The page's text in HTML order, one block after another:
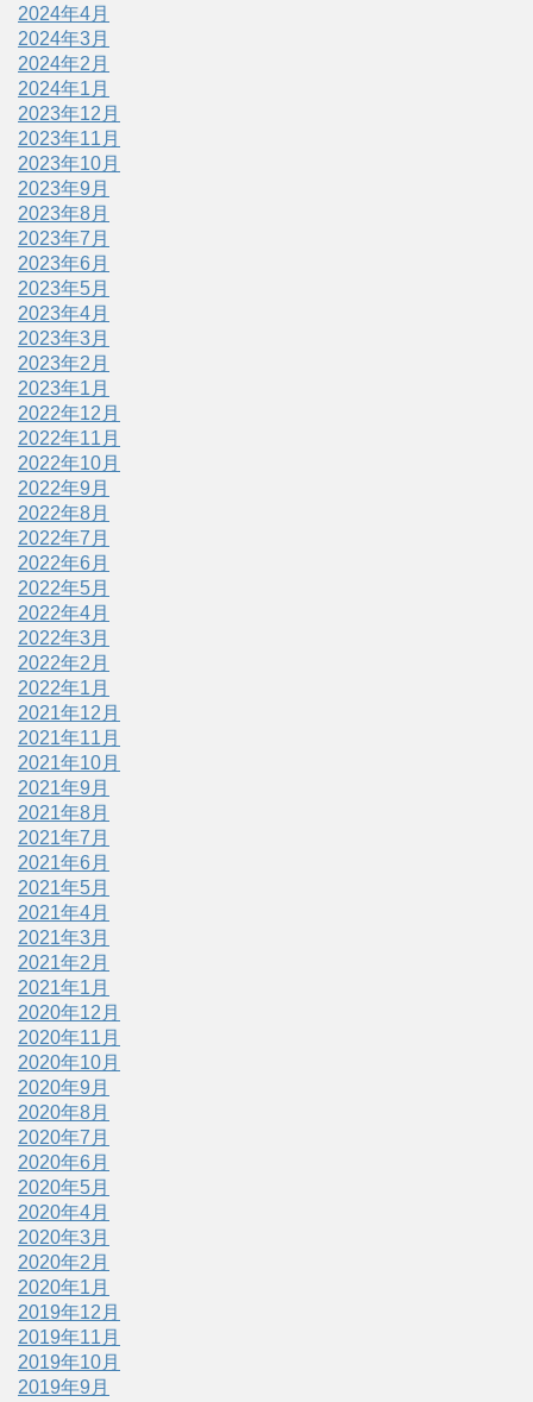
2024年4月
2024年3月
2024年2月
2024年1月
2023年12月
2023年11月
2023年10月
2023年9月
2023年8月
2023年7月
2023年6月
2023年5月
2023年4月
2023年3月
2023年2月
2023年1月
2022年12月
2022年11月
2022年10月
2022年9月
2022年8月
2022年7月
2022年6月
2022年5月
2022年4月
2022年3月
2022年2月
2022年1月
2021年12月
2021年11月
2021年10月
2021年9月
2021年8月
2021年7月
2021年6月
2021年5月
2021年4月
2021年3月
2021年2月
2021年1月
2020年12月
2020年11月
2020年10月
2020年9月
2020年8月
2020年7月
2020年6月
2020年5月
2020年4月
2020年3月
2020年2月
2020年1月
2019年12月
2019年11月
2019年10月
2019年9月